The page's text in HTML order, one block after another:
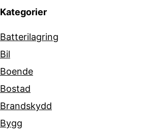
Kategorier
Batterilagring
Bil
Boende
Bostad
Brandskydd
Bygg